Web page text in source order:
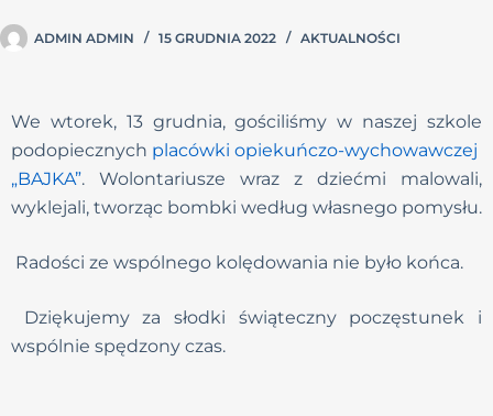
ADMIN ADMIN 15 GRUDNIA 2022 AKTUALNOŚCI
We wtorek, 13 grudnia, gościliśmy w naszej szkole
podopiecznych placówki opiekuńczo-wychowawczej
„BAJKA”. Wolontariusze wraz z dziećmi malowali,
wyklejali, tworząc bombki według własnego pomysłu.
Radości ze wspólnego kolędowania nie było końca.
Dziękujemy za słodki świąteczny poczęstunek i
wspólnie spędzony czas.